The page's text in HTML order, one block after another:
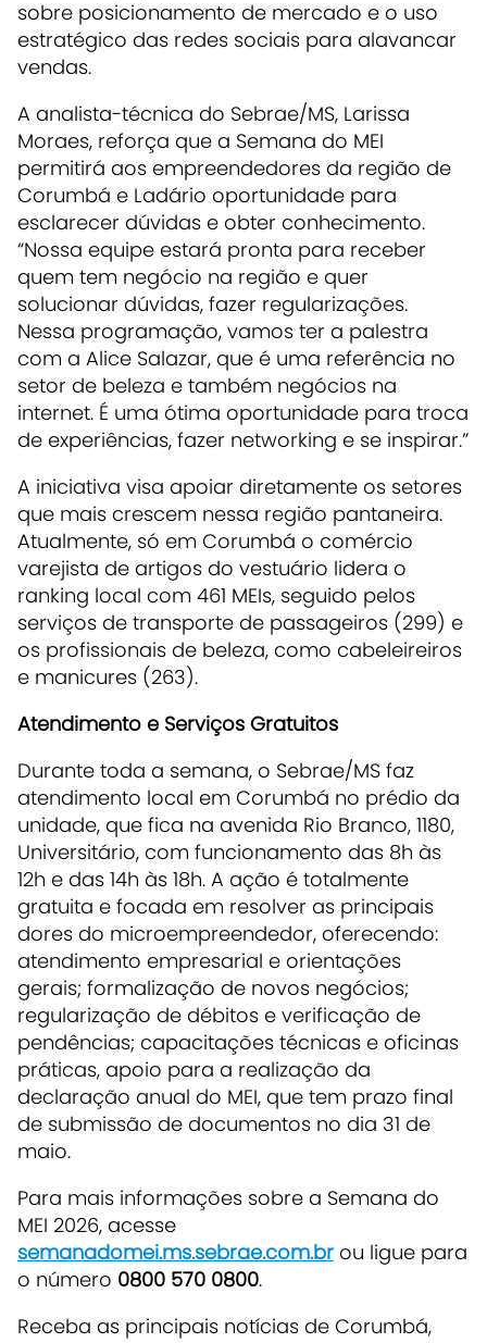
sobre posicionamento de mercado e o uso
estratégico das redes sociais para alavancar
vendas.
A analista-técnica do Sebrae/MS, Larissa
Moraes, reforça que a Semana do MEI
permitirá aos empreendedores da região de
Corumbá e Ladário oportunidade para
esclarecer dúvidas e obter conhecimento.
“Nossa equipe estará pronta para receber
quem tem negócio na região e quer
solucionar dúvidas, fazer regularizações.
Nessa programação, vamos ter a palestra
com a Alice Salazar, que é uma referência no
setor de beleza e também negócios na
internet. É uma ótima oportunidade para troca
de experiências, fazer networking e se inspirar.”
A iniciativa visa apoiar diretamente os setores
que mais crescem nessa região pantaneira.
Atualmente, só em Corumbá o comércio
varejista de artigos do vestuário lidera o
ranking local com 461 MEIs, seguido pelos
serviços de transporte de passageiros (299) e
os profissionais de beleza, como cabeleireiros
e manicures (263).
Atendimento e Serviços Gratuitos
Durante toda a semana, o Sebrae/MS faz
atendimento local em Corumbá no prédio da
unidade, que fica na avenida Rio Branco, 1180,
Universitário, com funcionamento das 8h às
12h e das 14h às 18h. A ação é totalmente
gratuita e focada em resolver as principais
dores do microempreendedor, oferecendo:
atendimento empresarial e orientações
gerais; formalização de novos negócios;
regularização de débitos e verificação de
pendências; capacitações técnicas e oficinas
práticas, apoio para a realização da
declaração anual do MEI, que tem prazo final
de submissão de documentos no dia 31 de
maio.
Para mais informações sobre a Semana do
MEI 2026, acesse
semanadomei.ms.sebrae.com.br ou ligue para
o número 0800 570 0800.
Receba as principais notícias de Corumbá,